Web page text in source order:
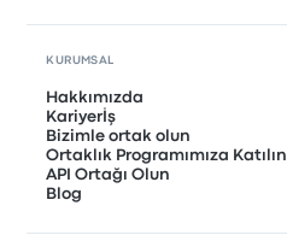
KURUMSAL
Hakkımızda
Kariyerİş
Bizimle ortak olun
Ortaklık Programımıza Katılın
API Ortağı Olun
Blog